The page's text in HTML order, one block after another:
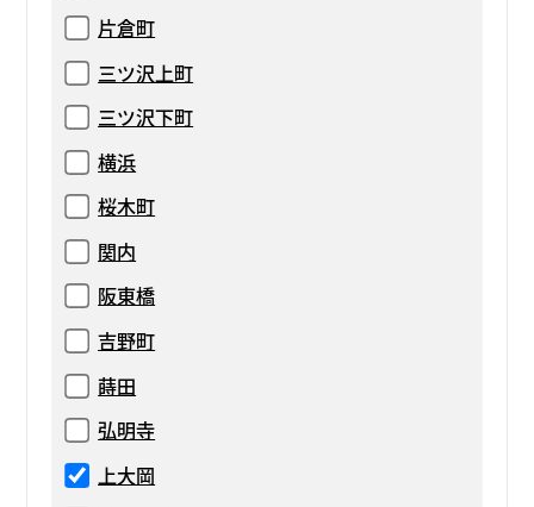
片倉町
三ツ沢上町
三ツ沢下町
横浜
桜木町
関内
阪東橋
吉野町
蒔田
弘明寺
上大岡